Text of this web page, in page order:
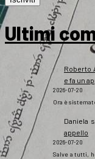
Ultimi
Roberto
e fa un
2026-07-20
Ora è
Daniela
appello
2026-07-20
Salve a tutti,